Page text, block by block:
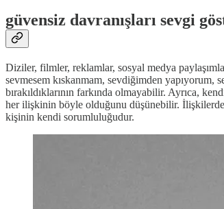
güvensiz davranışları sevgi
Diziler, filmler, reklamlar, sosyal medya
sevmesem kıskanmam, sevdiğimden yapıyorum,
bırakıldıklarının farkında olmayabilir. Ayrıca,
her ilişkinin böyle olduğunu düşünebilir.
kişinin kendi sorumluluğudur.